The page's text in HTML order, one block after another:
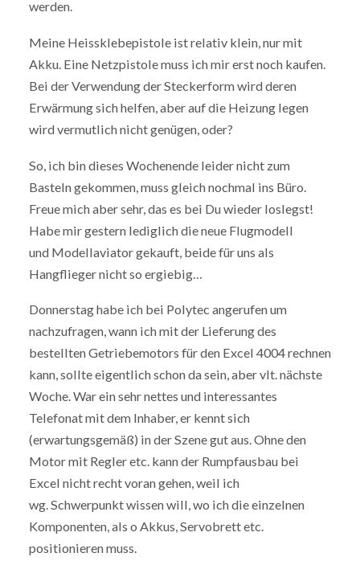
werden.
Meine Heissklebepistole ist relativ klein, nur mit
Akku. Eine Netzpistole muss ich mir erst noch kaufen.
Bei der Verwendung der Steckerform wird deren
Erwärmung sich helfen, aber auf die Heizung legen
wird vermutlich nicht genügen, oder?
So, ich bin dieses Wochenende leider nicht zum
Basteln gekommen, muss gleich nochmal ins Büro.
Freue mich aber sehr, das es bei Du wieder loslegst!
Habe mir gestern lediglich die neue Flugmodell
und Modellaviator gekauft, beide für uns als
Hangflieger nicht so ergiebig…
Donnerstag habe ich bei Polytec angerufen um
nachzufragen, wann ich mit der Lieferung des
bestellten Getriebemotors für den Excel 4004 rechnen
kann, sollte eigentlich schon da sein, aber vlt. nächste
Woche. War ein sehr nettes und interessantes
Telefonat mit dem Inhaber, er kennt sich
(erwartungsgemäß) in der Szene gut aus. Ohne den
Motor mit Regler etc. kann der Rumpfausbau bei
Excel nicht recht voran gehen, weil ich
wg. Schwerpunkt wissen will, wo ich die einzelnen
Komponenten, als o Akkus, Servobrett etc.
positionieren muss.